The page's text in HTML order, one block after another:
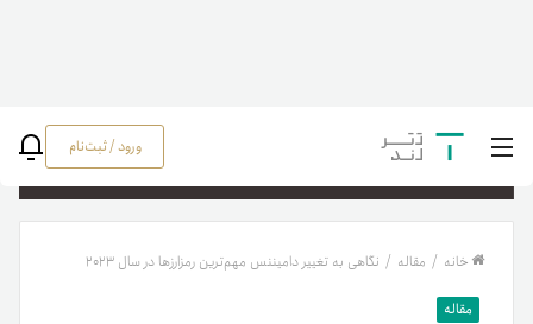
ورود / ثبت‌نام
خانه / مقاله / نگاهی به تغییر دامیننس مهم‌ترین رمزارزها در سال ۲۰۲۳
مقاله